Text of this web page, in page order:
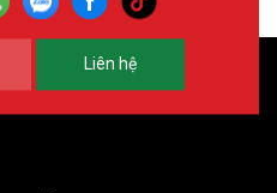
Liên hệ